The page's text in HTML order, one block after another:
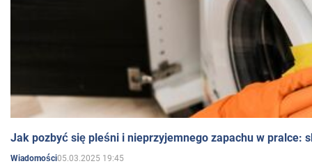
Jak pozbyć się pleśni i nieprzyjemnego zapachu w pralce:
Wiadomości05.03.2025 19:45